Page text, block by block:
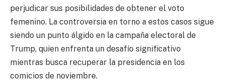
perjudicar sus posibilidades de obtener el voto
femenino. La controversia en torno a estos casos sigue
siendo un punto álgido en la campaña electoral de
Trump, quien enfrenta un desafío significativo
mientras busca recuperar la presidencia en los
comicios de noviembre.